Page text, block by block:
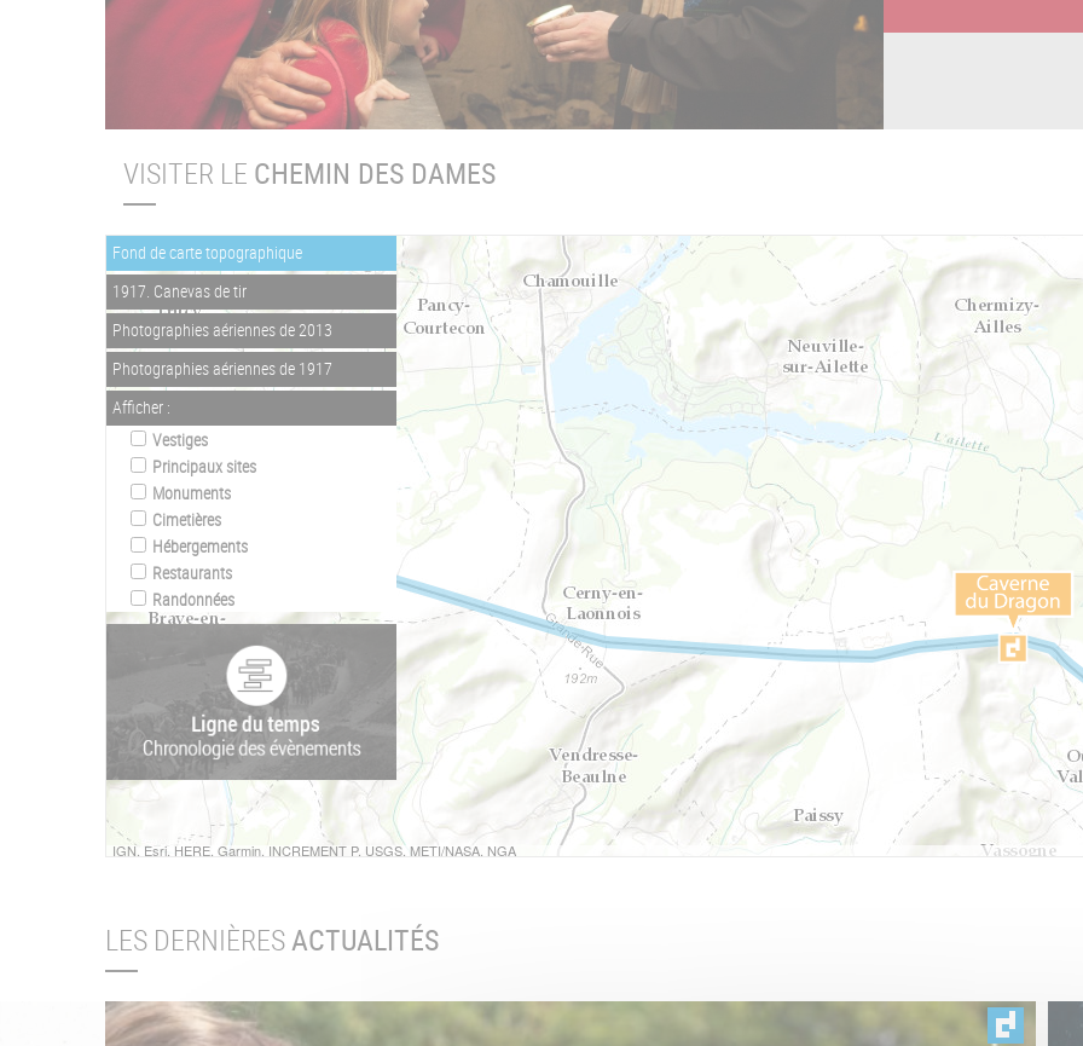
VISITER LE CHEMIN DES DAMES
Fond de carte topographique
1917. Canevas de tir
Photographies aériennes de 2013
Photographies aériennes de 1917
Afficher :
Vestiges
Principaux sites
Monuments
Cimetières
Hébergements
Restaurants
Randonnées
IGN, Esri, HERE, Garmin, INCREMENT P, USGS, METI/NASA, NGA
LES DERNIÈRESACTUALITÉS